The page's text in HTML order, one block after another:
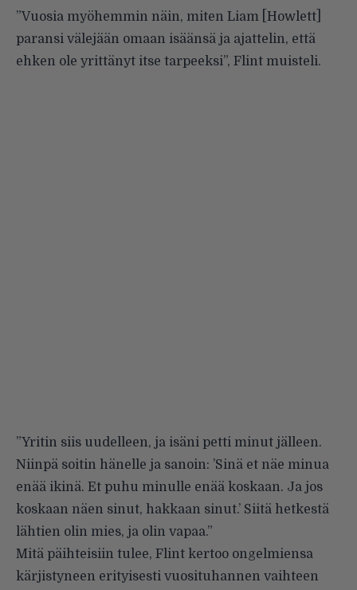
”Vuosia myöhemmin näin, miten Liam [Howlett]
paransi välejään omaan isäänsä ja ajattelin, että
ehken ole yrittänyt itse tarpeeksi”, Flint muisteli.
”Yritin siis uudelleen, ja isäni petti minut jälleen.
Niinpä soitin hänelle ja sanoin: ’Sinä et näe minua
enää ikinä. Et puhu minulle enää koskaan. Ja jos
koskaan näen sinut, hakkaan sinut.’ Siitä hetkestä
lähtien olin mies, ja olin vapaa.”
Mitä päihteisiin tulee, Flint kertoo ongelmiensa
kärjistyneen erityisesti vuosituhannen vaihteen